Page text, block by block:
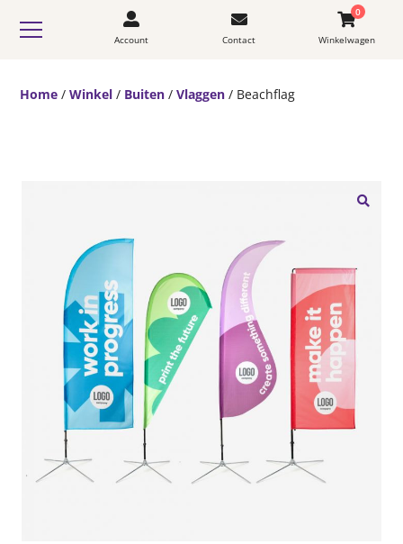
Account Contact
0
Winkelwagen
Home /Winkel / Buiten /Vlaggen / Beachflag